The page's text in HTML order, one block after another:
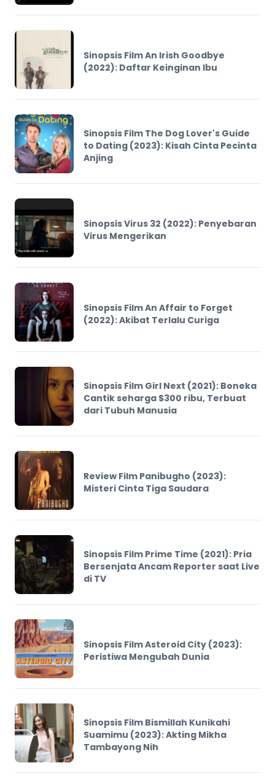
Sinopsis Film An Irish Goodbye
(2022): Daftar Keinginan Ibu
Sinopsis Film The Dog Lover's Guide
to Dating (2023): Kisah Cinta Pecinta
Anjing
Sinopsis Virus 32 (2022): Penyebaran
Virus Mengerikan
Sinopsis Film An Affair to Forget
(2022): Akibat Terlalu Curiga
Sinopsis Film Girl Next (2021): Boneka
Cantik seharga $300 ribu, Terbuat
dari Tubuh Manusia
Review Film Panibugho (2023):
Misteri Cinta Tiga Saudara
Sinopsis Film Prime Time (2021): Pria
Bersenjata Ancam Reporter saat Live
di TV
Sinopsis Film Asteroid City (2023):
Peristiwa Mengubah Dunia
Sinopsis Film Bismillah Kunikahi
Suamimu (2023): Akting Mikha
Tambayong Nih